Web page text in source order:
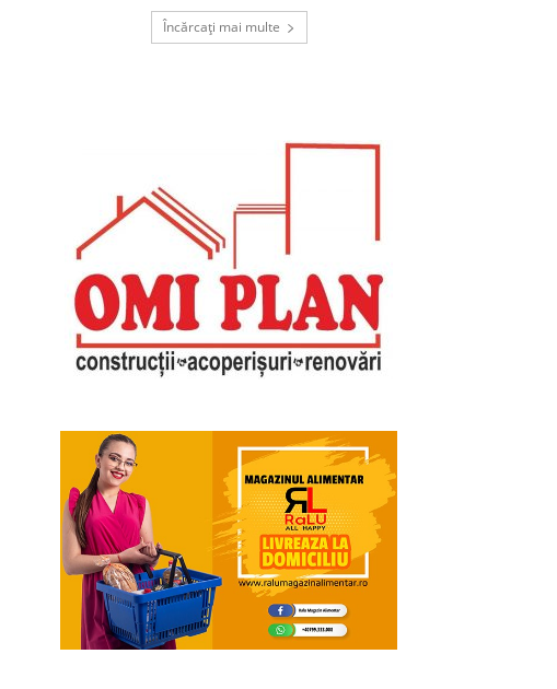
Încărcați mai multe